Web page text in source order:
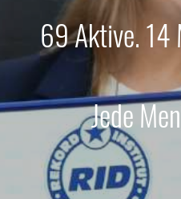
69 Aktive. 14
Jede